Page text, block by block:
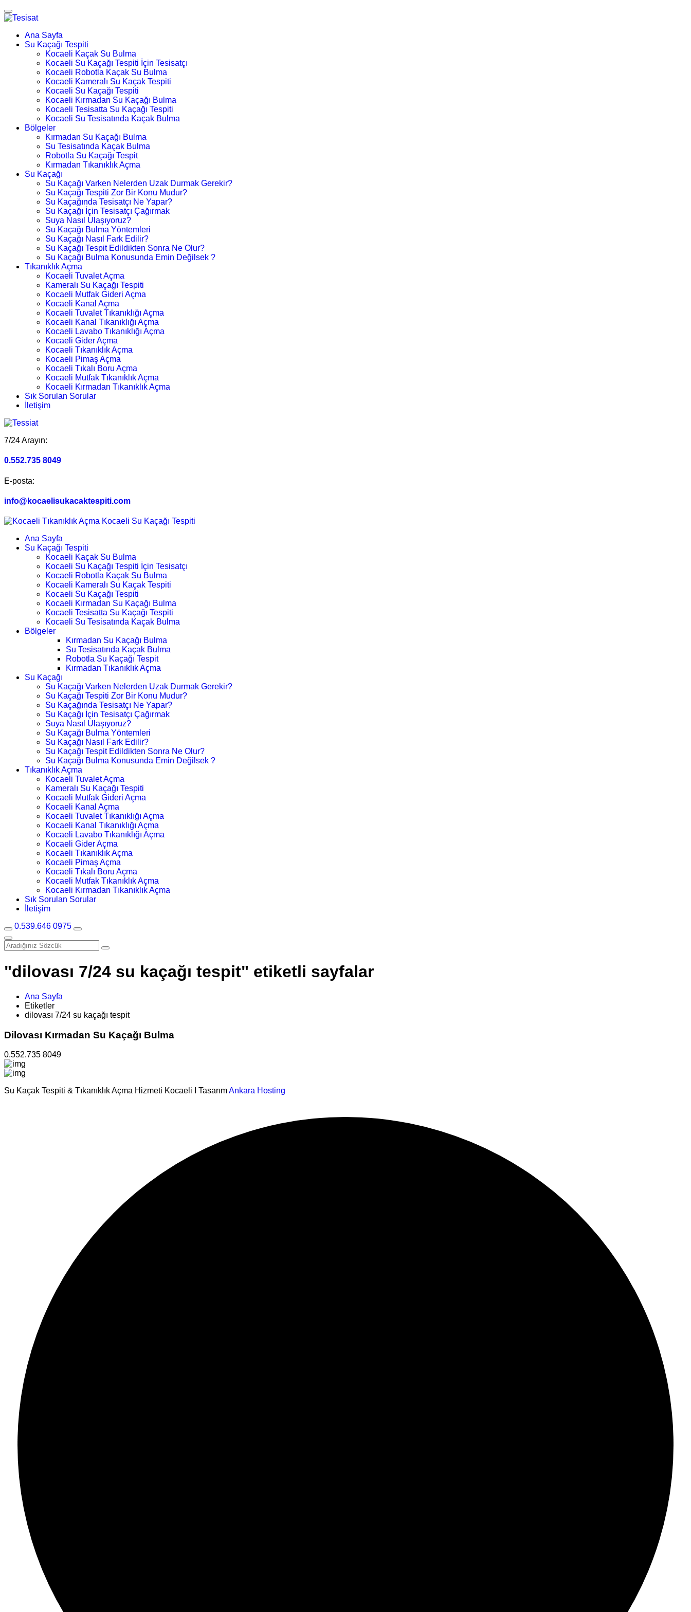
Ana Sayfa
Su Kaçağı Tespiti
Kocaeli Kaçak Su Bulma
Kocaeli Su Kaçağı Tespiti İçin Tesisatçı
Kocaeli Robotla Kaçak Su Bulma
Kocaeli Kameralı Su Kaçak Tespiti
Kocaeli Su Kaçağı Tespiti
Kocaeli Kırmadan Su Kaçağı Bulma
Kocaeli Tesisatta Su Kaçağı Tespiti
Kocaeli Su Tesisatında Kaçak Bulma
Bölgeler
Kırmadan Su Kaçağı Bulma
Su Tesisatında Kaçak Bulma
Robotla Su Kaçağı Tespit
Kırmadan Tıkanıklık Açma
Su Kaçağı
Su Kaçağı Varken Nelerden Uzak Durmak Gerekir?
Su Kaçağı Tespiti Zor Bir Konu Mudur?
Su Kaçağında Tesisatçı Ne Yapar?
Su Kaçağı İçin Tesisatçı Çağırmak
Suya Nasıl Ulaşıyoruz?
Su Kaçağı Bulma Yöntemleri
Su Kaçağı Nasıl Fark Edilir?
Su Kaçağı Tespit Edildikten Sonra Ne Olur?
Su Kaçağı Bulma Konusunda Emin Değilsek ?
Tıkanıklık Açma
Kocaeli Tuvalet Açma
Kameralı Su Kaçağı Tespiti
Kocaeli Mutfak Gideri Açma
Kocaeli Kanal Açma
Kocaeli Tuvalet Tıkanıklığı Açma
Kocaeli Kanal Tıkanıklığı Açma
Kocaeli Lavabo Tıkanıklığı Açma
Kocaeli Gider Açma
Kocaeli Tıkanıklık Açma
Kocaeli Pimaş Açma
Kocaeli Tıkalı Boru Açma
Kocaeli Mutfak Tıkanıklık Açma
Kocaeli Kırmadan Tıkanıklık Açma
Sık Sorulan Sorular
İletişim
7/24 Arayın:
0.552.735 8049
E-posta:
info@kocaelisukacaktespiti.com
Ana Sayfa
Su Kaçağı Tespiti
Kocaeli Kaçak Su Bulma
Kocaeli Su Kaçağı Tespiti İçin Tesisatçı
Kocaeli Robotla Kaçak Su Bulma
Kocaeli Kameralı Su Kaçak Tespiti
Kocaeli Su Kaçağı Tespiti
Kocaeli Kırmadan Su Kaçağı Bulma
Kocaeli Tesisatta Su Kaçağı Tespiti
Kocaeli Su Tesisatında Kaçak Bulma
Bölgeler
Kırmadan Su Kaçağı Bulma
Su Tesisatında Kaçak Bulma
Robotla Su Kaçağı Tespit
Kırmadan Tıkanıklık Açma
Su Kaçağı
Su Kaçağı Varken Nelerden Uzak Durmak Gerekir?
Su Kaçağı Tespiti Zor Bir Konu Mudur?
Su Kaçağında Tesisatçı Ne Yapar?
Su Kaçağı İçin Tesisatçı Çağırmak
Suya Nasıl Ulaşıyoruz?
Su Kaçağı Bulma Yöntemleri
Su Kaçağı Nasıl Fark Edilir?
Su Kaçağı Tespit Edildikten Sonra Ne Olur?
Su Kaçağı Bulma Konusunda Emin Değilsek ?
Tıkanıklık Açma
Kocaeli Tuvalet Açma
Kameralı Su Kaçağı Tespiti
Kocaeli Mutfak Gideri Açma
Kocaeli Kanal Açma
Kocaeli Tuvalet Tıkanıklığı Açma
Kocaeli Kanal Tıkanıklığı Açma
Kocaeli Lavabo Tıkanıklığı Açma
Kocaeli Gider Açma
Kocaeli Tıkanıklık Açma
Kocaeli Pimaş Açma
Kocaeli Tıkalı Boru Açma
Kocaeli Mutfak Tıkanıklık Açma
Kocaeli Kırmadan Tıkanıklık Açma
Sık Sorulan Sorular
İletişim
0.539.646 0975
"dilovası 7/24 su kaçağı tespit" etiketli sayfalar
Ana Sayfa
Etiketler
dilovası 7/24 su kaçağı tespit
Dilovası Kırmadan Su Kaçağı Bulma
0.552.735 8049
Su Kaçak Tespiti & Tıkanıklık Açma Hizmeti Kocaeli I TasarımAnkara Hosting